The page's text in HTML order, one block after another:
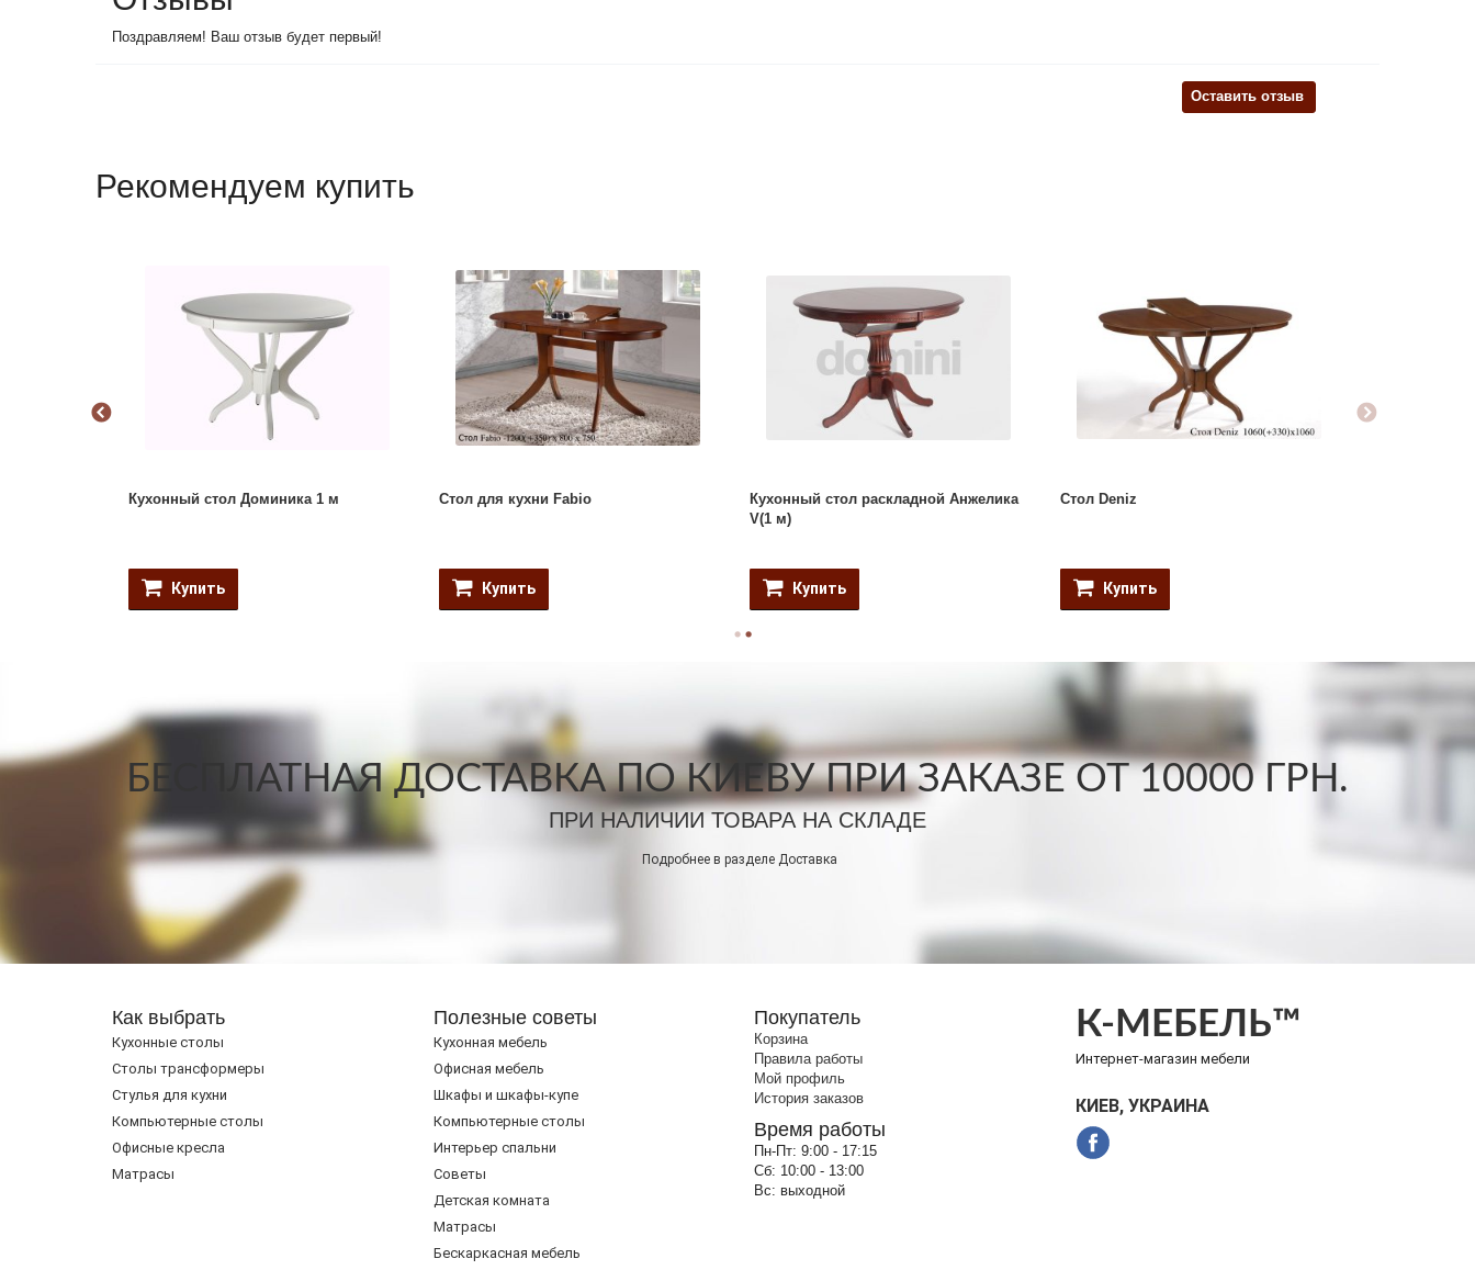
Поздравляем! Ваш отзыв будет первый!
Оставить отзыв
Рекомендуем купить
Кухонный стол Доминика 1 м
Купить
Стол для кухни Fabio
Купить
Кухонный стол раскладной Анжелика
V(1 м)
Купить
Стол Deniz
Купить
БЕСПЛАТНАЯ ДОСТАВКА ПО КИЕВУ ПРИ ЗАКАЗЕ ОТ 10000 ГРН.
ПРИ НАЛИЧИИ ТОВАРА НА СКЛАДЕ
Подробнее в разделе Доставка
Как выбрать
Кухонные столы
Cтолы трансформеры
Стулья для кухни
Компьютерные столы
Офисные кресла
Матрасы
Полезные советы
Кухонная мебель
Офисная мебель
Шкафы и шкафы-купе
Компьютерные столы
Интерьер спальни
Советы
Детская комната
Матрасы
Бескаркасная мебель
Покупатель
Корзина
Правила работы
Мой профиль
История заказов
Время работы
Пн-Пт: 9:00 - 17:15
Сб: 10:00 - 13:00
Вс: выходной
К-МЕБЕЛЬ™
Интернет-магазин мебели
КИЕВ, УКРАИНА